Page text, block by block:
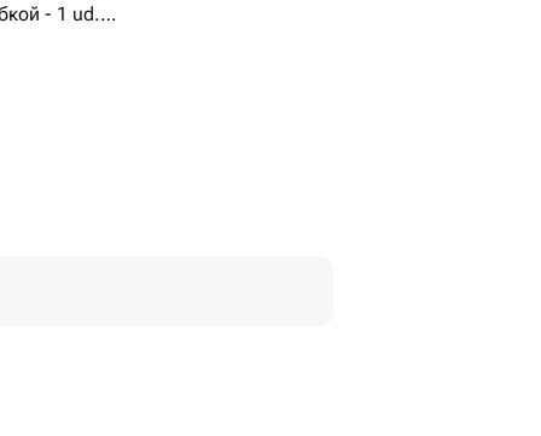
- 1 ud.
- 3 ud.